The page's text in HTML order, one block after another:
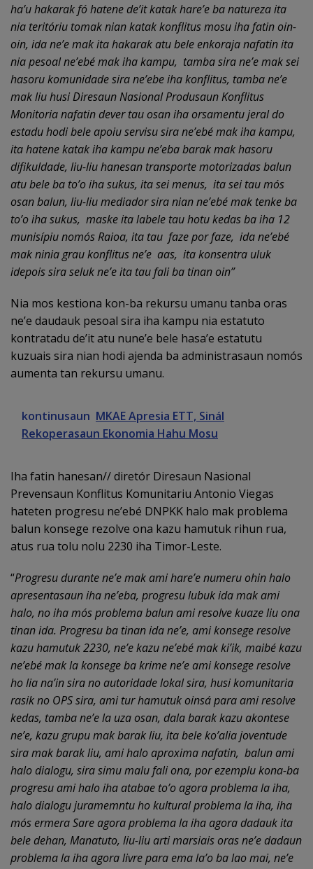
ha’u hakarak fó hatene de’it katak hare’e ba natureza ita
nia teritóriu tomak nian katak konflitus mosu iha fatin oin-
oin, ida ne’e mak ita hakarak atu bele enkoraja nafatin ita
nia pesoal ne’ebé mak iha kampu, tamba sira ne’e mak sei
hasoru komunidade sira ne’ebe iha konflitus, tamba ne’e
mak liu husi Diresaun Nasional Produsaun Konflitus
Monitoria nafatin dever tau osan iha orsamentu jeral do
estadu hodi bele apoiu servisu sira ne’ebé mak iha kampu,
ita hatene katak iha kampu ne’eba barak mak hasoru
difikuldade, liu-liu hanesan transporte motorizadas balun
atu bele ba to’o iha sukus, ita sei menus, ita sei tau mós
osan balun, liu-liu mediador sira nian ne’ebé mak tenke ba
to’o iha sukus, maske ita labele tau hotu kedas ba iha 12
munisípiu nomós Raioa, ita tau faze por faze, ida ne’ebé
mak ninia grau konflitus ne’e aas, ita konsentra uluk
idepois sira seluk ne’e ita tau fali ba tinan oin”
Nia mos kestiona kon-ba rekursu umanu tanba oras
ne’e daudauk pesoal sira iha kampu nia estatuto
kontratadu de’it atu nune’e bele hasa’e estatutu
kuzuais sira nian hodi ajenda ba administrasaun nomós
aumenta tan rekursu umanu.
kontinusaun MKAE Apresia ETT, Sinál
Rekoperasaun Ekonomia Hahu Mosu
Iha fatin hanesan// diretór Diresaun Nasional
Prevensaun Konflitus Komunitariu Antonio Viegas
hateten progresu ne’ebé DNPKK halo mak problema
balun konsege rezolve ona kazu hamutuk rihun rua,
atus rua tolu nolu 2230 iha Timor-Leste.
“Progresu durante ne’e mak ami hare’e numeru ohin halo
apresentasaun iha ne’eba, progresu lubuk ida mak ami
halo, no iha mós problema balun ami resolve kuaze liu ona
tinan ida. Progresu ba tinan ida ne’e, ami konsege resolve
kazu hamutuk 2230, ne’e kazu ne’ebé mak ki’ik, maibé kazu
ne’ebé mak la konsege ba krime ne’e ami konsege resolve
ho lia na’in sira no autoridade lokal sira, husi komunitaria
rasik no OPS sira, ami tur hamutuk oinsá para ami resolve
kedas, tamba ne’e la uza osan, dala barak kazu akontese
ne’e, kazu grupu mak barak liu, ita bele ko’alia joventude
sira mak barak liu, ami halo aproxima nafatin, balun ami
halo dialogu, sira simu malu fali ona, por ezemplu kona-ba
progresu ami halo iha atabae to’o agora problema la iha,
halo dialogu juramemntu ho kultural problema la iha, iha
mós ermera Sare agora problema la iha agora dadauk ita
bele dehan, Manatuto, liu-liu arti marsiais oras ne’e dadaun
problema la iha agora livre para ema la’o ba lao mai, ne’e